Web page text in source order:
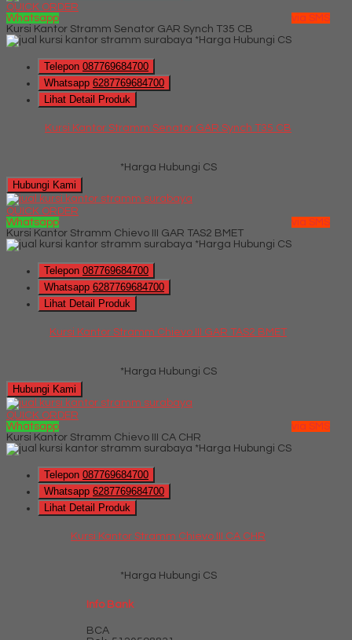
QUICK ORDER
Whatsapp
via SMS
Kursi Kantor Stramm Senator GAR Synch T35 CB
*Harga Hubungi CS
Telepon 087769684700
Whatsapp 6287769684700
Lihat Detail Produk
Kursi Kantor Stramm Senator GAR Synch T35 CB
*Harga Hubungi CS
Hubungi Kami
QUICK ORDER
Whatsapp
via SMS
Kursi Kantor Stramm Chievo III GAR TAS2 BMET
*Harga Hubungi CS
Telepon 087769684700
Whatsapp 6287769684700
Lihat Detail Produk
Kursi Kantor Stramm Chievo III GAR TAS2 BMET
*Harga Hubungi CS
Hubungi Kami
QUICK ORDER
Whatsapp
via SMS
Kursi Kantor Stramm Chievo III CA CHR
*Harga Hubungi CS
Telepon 087769684700
Whatsapp 6287769684700
Lihat Detail Produk
Kursi Kantor Stramm Chievo III CA CHR
*Harga Hubungi CS
Info Bank
BCA